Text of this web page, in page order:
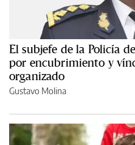
El subjefe de la Policía
por encubrimiento y
organizado
Gustavo Molina